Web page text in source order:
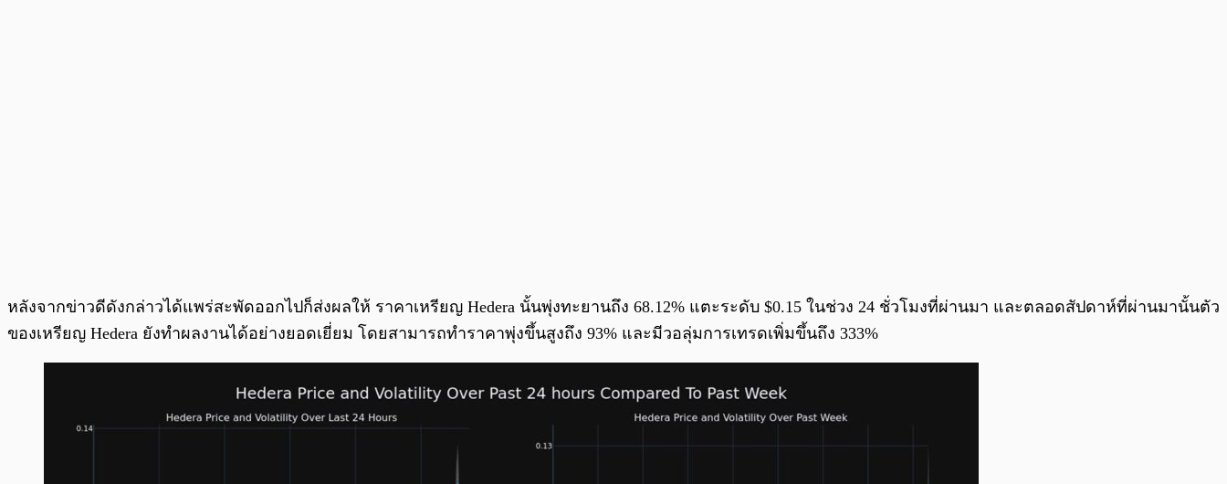
หลังจากข่าวดีดังกล่าวได้แพร่สะพัดออกไปก็ส่งผลให้ ราคาเหรียญ Hedera นั้นพุ่งทะยานถึง 68.12% แตะระดับ $0.15 ในช่วง 24 ชั่วโมงที่ผ่านมา และตลอดสัปดาห์ที่ผ่านมานั้นตัว
ของเหรียญ Hedera ยังทำผลงานได้อย่างยอดเยี่ยม โดยสามารถทำราคาพุ่งขึ้นสูงถึง 93% และมีวอลุ่มการเทรดเพิ่มขึ้นถึง 333%